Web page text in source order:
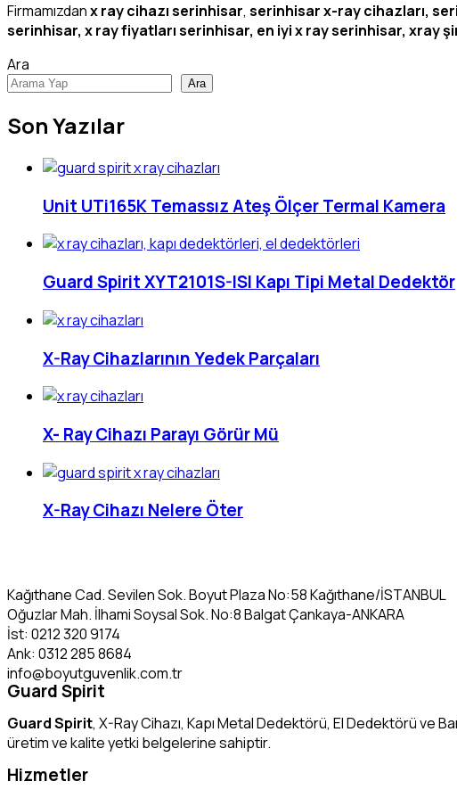
Firmamızdanx ray cihazı serinhisar, serinhisarx-ray cihazları,
serinhisar, x ray fiyatları serinhisar, en iyi x ray serinhisar, xray
Ara
Ara
Son Yazılar
Unit UTi165K Temassız Ateş Ölçer Termal Kamera
Guard Spirit XYT2101S-ISI Kapı Tipi Metal Dedektör
X-Ray Cihazlarının Yedek Parçaları
X- Ray Cihazı Parayı Görür Mü
X-Ray Cihazı Nelere Öter
Kağıthane Cad. Sevilen Sok. Boyut Plaza No:58 Kağıthane/İSTANBUL
Oğuzlar Mah. İlhami Soysal Sok. No:8 Balgat Çankaya-ANKARA
İst: 0212 320 9174
Ank: 0312 285 8684
info@boyutguvenlik.com.tr
Guard Spirit
Guard Spirit, X-Ray Cihazı, Kapı Metal Dedektörü, El Dedektörü ve
üretim ve kalite yetki belgelerine sahiptir.
Hizmetler